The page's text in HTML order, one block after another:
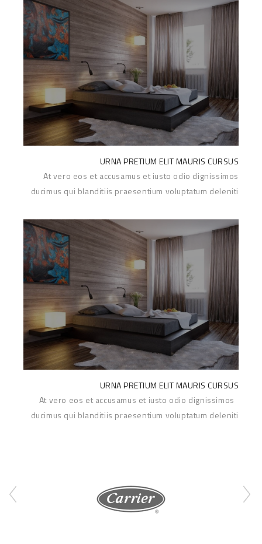
URNA PRETIUM ELIT MAURIS CURSUS
At vero eos et accusamus et iusto odio dignissimos
ducimus qui blanditiis praesentium voluptatum deleniti
URNA PRETIUM ELIT MAURIS CURSUS
At vero eos et accusamus et iusto odio dignissimos
ducimus qui blanditiis praesentium voluptatum deleniti